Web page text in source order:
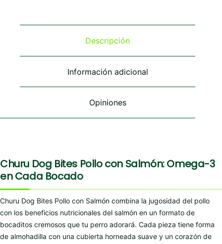
opciones
pueden
elegir
la
página
producto
Descripción
Información adicional
Opiniones
Churu Dog Bites Pollo con Salmón: Omega-3
en Cada Bocado
Churu Dog Bites Pollo con Salmón combina la jugosidad del pollo
con los beneficios nutricionales del salmón en un formato de
bocaditos cremosos que tu perro adorará. Cada pieza tiene forma
de almohadilla con una cubierta horneada suave y un corazón de